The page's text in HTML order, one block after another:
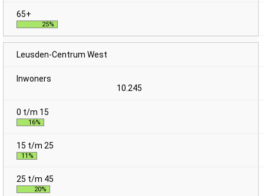
25%
Leusden-Centrum West
10.245
16%
11%
20%